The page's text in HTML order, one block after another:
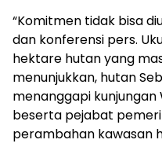
“Komitmen tidak bisa
dan konferensi pers.
hektare hutan yang
menunjukkan, hutan
menanggapi
beserta pejabat
perambahan kawasan